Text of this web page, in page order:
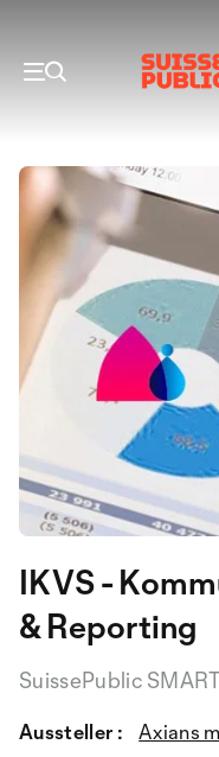
IKVS -
& Reporting
SuissePublic SMART
Aussteller :
Axians